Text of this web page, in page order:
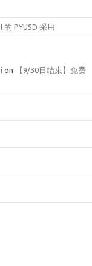
PYUSD 采用
on
【9/30日结束】免费